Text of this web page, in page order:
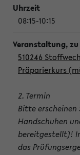
08:15-10:15
510246
Präparierkurs
2. Termin
Bitte erscheinen
Handschuhen
bereitgestellt)!
das